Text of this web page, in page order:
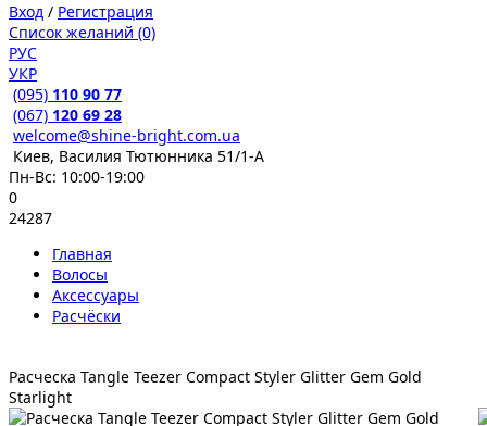
Вход / Регистрация
Список желаний (0)
РУС
УКР
(095) 110 90 77
(067) 120 69 28
welcome@shine-bright.com.ua
Киев, Василия Тютюнника 51/1-А
Пн-Вс: 10:00-19:00
0
24287
Главная
Волосы
Аксессуары
Расчёски
Расческа Tangle Teezer Compact Styler Glitter Gem Gold
Starlight